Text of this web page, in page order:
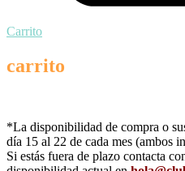
Carrito
carrito
*La disponibilidad de compra o
día 15 al 22 de cada mes (ambos
Si estás fuera de plazo contacta